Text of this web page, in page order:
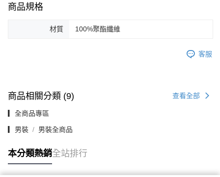
商品規格
材質 100%聚酯纖維
客服
商品相關分類 (9) 查看全部
▎全商品專區
▎男裝 男裝全商品
本分類熱銷全站排行